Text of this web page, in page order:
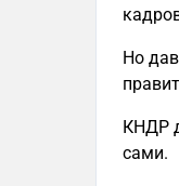
Но
КНДР
сами.